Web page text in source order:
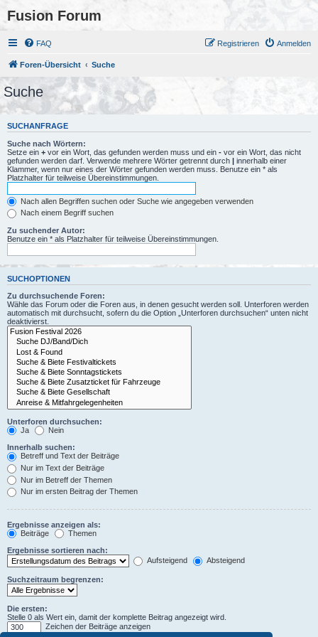
Fusion Forum
FAQ Anmelden
Registrieren
Foren-Übersicht Suche
Suche
SUCHANFRAGE
Suche nach Wörtern:
Setze ein + vor ein Wort, das gefunden werden muss und ein - vor ein Wort, das nicht
gefunden werden darf. Verwende mehrere Wörter getrennt durch | innerhalb einer
Klammer, wenn nur eines der Wörter gefunden werden muss. Benutze ein * als
Platzhalter für teilweise Übereinstimmungen.
Nach allen Begriffen suchen oder Suche wie angegeben verwenden
Nach einem Begriff suchen
Zu suchender Autor:
Benutze ein * als Platzhalter für teilweise Übereinstimmungen.
SUCHOPTIONEN
Zu durchsuchende Foren:
Wähle das Forum oder die Foren aus, in denen gesucht werden soll. Unterforen werden
automatisch mit durchsucht, sofern du die Option „Unterforen durchsuchen“ unten nicht
deaktivierst.
Unterforen durchsuchen:
Ja
Nein
Innerhalb suchen:
Betreff und Text der Beiträge
Nur im Text der Beiträge
Nur im Betreff der Themen
Nur im ersten Beitrag der Themen
Ergebnisse anzeigen als:
Beiträge
Themen
Ergebnisse sortieren nach:
Aufsteigend
Absteigend
Suchzeitraum begrenzen:
Die ersten:
Stelle 0 als Wert ein, damit der komplette Beitrag angezeigt wird.
Zeichen der Beiträge anzeigen